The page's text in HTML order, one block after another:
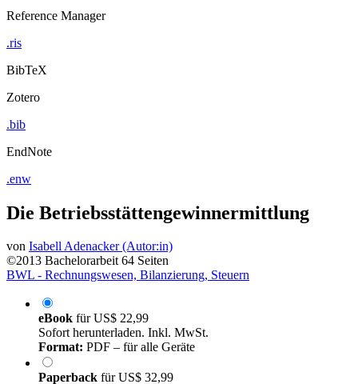
Reference Manager
.ris
BibTeX
Zotero
.bib
EndNote
.enw
Die Betriebsstättengewinnermittlung
von Isabell Adenacker (Autor:in)
©2013 Bachelorarbeit 64 Seiten
BWL - Rechnungswesen, Bilanzierung, Steuern
eBook fürUS$ 22,99
Sofort herunterladen. Inkl. MwSt.
Format: PDF – für alle Geräte
Paperback fürUS$ 32,99